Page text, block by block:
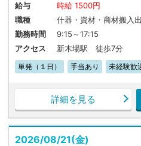
給与
時給 1500円
職種
什器・資材・商材搬入
勤務時間
9:15～17:15
アクセス
新木場駅 徒歩7分
単発（１日） 手当あり 未経験歓
詳細を見る
2026/08/21(金)